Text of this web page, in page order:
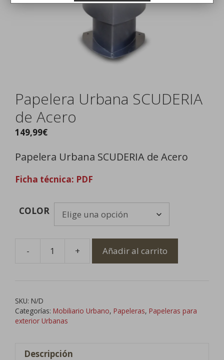
Papelera Urbana SCUDERIA
de Acero
149,99€
Papelera Urbana SCUDERIA de Acero
Ficha técnica: PDF
COLOR
-
Papelera
Acero
cantidad
+ Añadir al carrito
SKU: N/D
Categorías: Mobiliario Urbano, Papeleras, Papeleras para
exterior Urbanas
Descripción